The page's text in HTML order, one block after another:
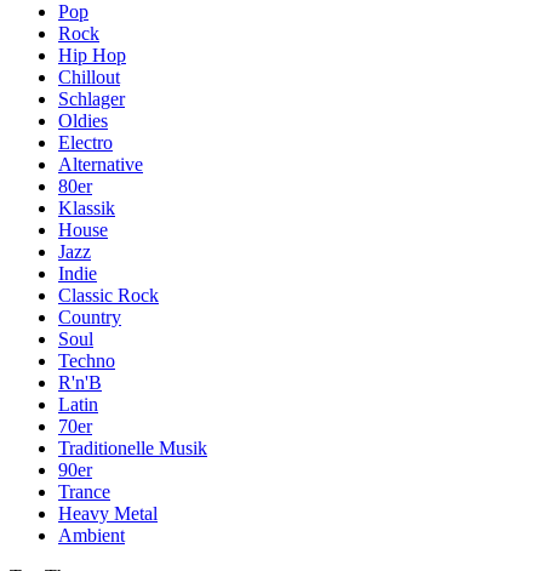
Pop
Rock
Hip Hop
Chillout
Schlager
Oldies
Electro
Alternative
80er
Klassik
House
Jazz
Indie
Classic Rock
Country
Soul
Techno
R'n'B
Latin
70er
Traditionelle Musik
90er
Trance
Heavy Metal
Ambient